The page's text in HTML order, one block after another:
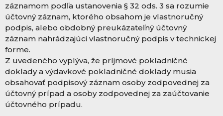
záznamom podľa ustanovenia § 32 ods. 3 sa rozumie
účtovný záznam, ktorého obsahom je vlastnoručný
podpis, alebo obdobný preukázateľný účtovný
záznam nahrádzajúci vlastnoručný podpis v technickej
forme.
Z uvedeného vyplýva, že príjmové pokladničné
doklady a výdavkové pokladničné doklady musia
obsahovať podpisový záznam osoby zodpovednej za
účtovný prípad a osoby zodpovednej za zaúčtovanie
účtovného prípadu.